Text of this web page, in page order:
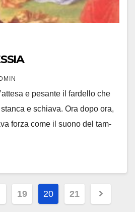
e pesante il fardello che
e schiava. Ora dopo ora,
forza come il suono del tam-
19 20 21